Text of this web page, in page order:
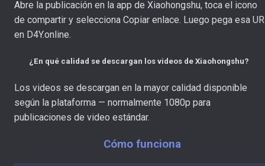
Abre la publicación en la app de Xiaohongshu, toca el icono
de compartir y selecciona Copiar enlace. Luego pega esa
en D4Y.online.
¿En qué calidad se descargan los videos de Xiaohongshu?
Los videos se descargan en la mayor calidad disponible
según la plataforma — normalmente 1080p para
publicaciones de video estándar.
Cómo funciona